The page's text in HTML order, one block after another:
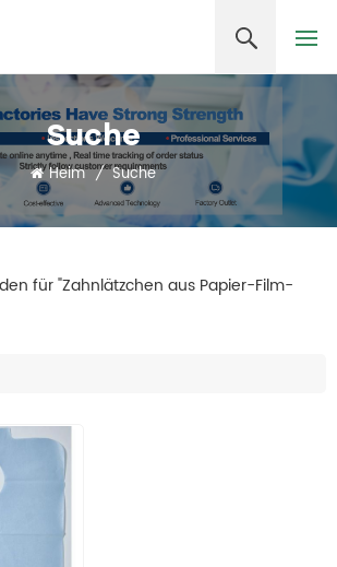
Suche
Heim / Suche
für "Zahnlätzchen aus Papier-Film-